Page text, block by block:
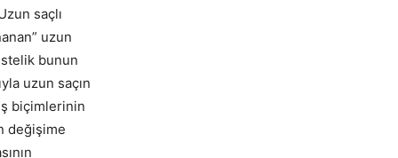
saçlı
uzun
bunun
uzun saçın
biçimlerinin
değişime